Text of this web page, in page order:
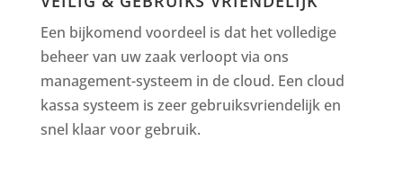
Een bijkomend voordeel is dat het volledige
beheer van uw zaak verloopt via ons
management-systeem in de cloud. Een cloud
kassa systeem is zeer gebruiksvriendelijk en
snel klaar voor gebruik.